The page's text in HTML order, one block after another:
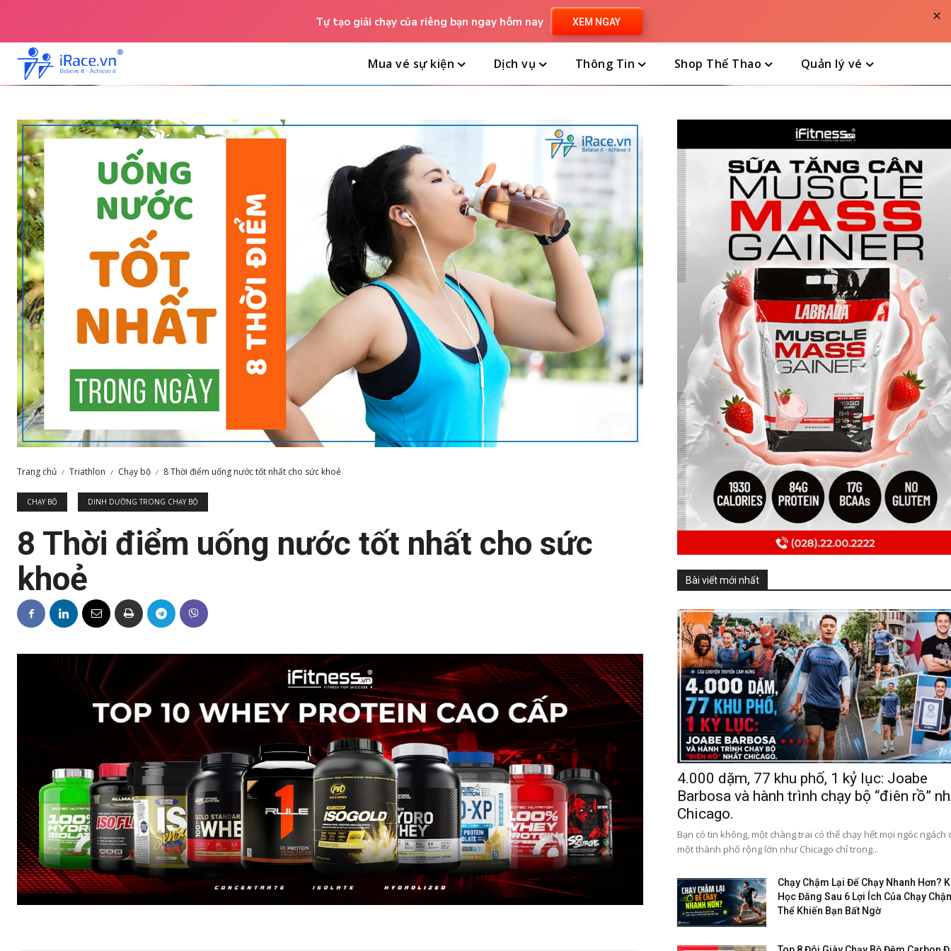
Tự tạo giải chạy của riêng bạn ngay hôm nay XEM NGAY ×
Mua vé sự kiện Dịch vụ Thông Tin Shop Thể Thao Quản lý vé
Trang chủ Triathlon Chạy bộ 8 Thời điểm uống nước tốt nhất cho sức khoẻ
CHẠY BỘ DINH DƯỠNG TRONG CHẠY BỘ
8 Thời điểm uống nước tốt nhất cho sức
khoẻ
Bài viết mới nhất
4.000 dặm, 77 khu phố, 1 kỷ lục: Joabe
Barbosa và hành trình chạy bộ “điên rồ”
Chicago.
Bạn có tin không, một chàng trai có thể chạy hết mọi ngóc ngách
một thành phố rộng lớn như Chicago chỉ trong...
Chạy Chậm Lại Để Chạy Nhanh Hơn?
Học Đằng Sau 6 Lợi Ích Của Chạy
Thể Khiến Bạn Bất Ngờ